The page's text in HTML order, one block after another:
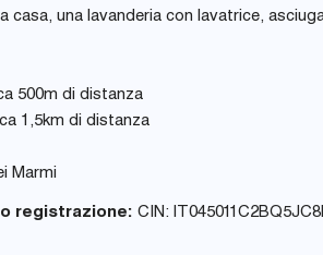
casa, una lavanderia con lavatrice,
500m di distanza
1,5km di distanza
Marmi
registrazione: CIN: